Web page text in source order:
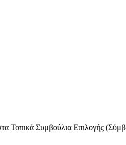
Τοπικά Συμβούλια Επιλογής